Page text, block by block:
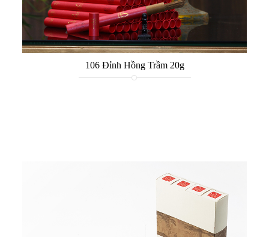
106 Đỉnh Hồng Trầm 20g